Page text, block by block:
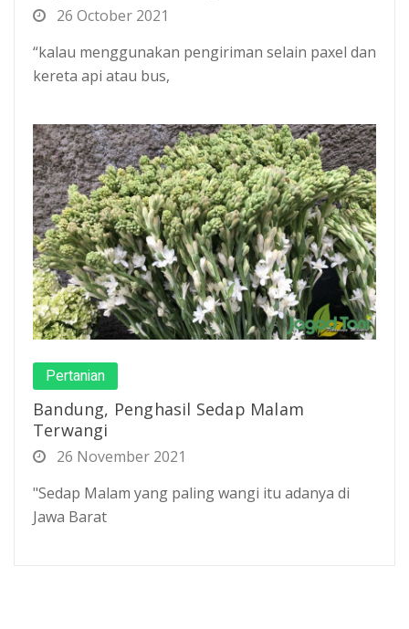
26 October 2021
“kalau menggunakan pengiriman selain paxel dan
kereta api atau bus,
Pertanian
Bandung, Penghasil Sedap Malam
Terwangi
26 November 2021
"Sedap Malam yang paling wangi itu adanya di
Jawa Barat